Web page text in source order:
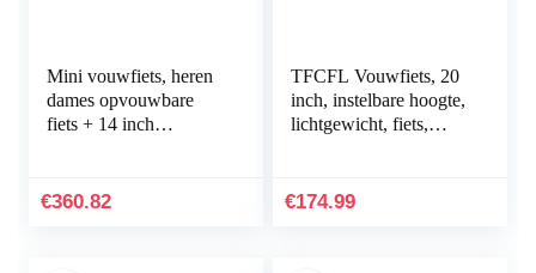
Mini vouwfiets, heren
dames opvouwbare
fiets + 14 inch
compacte fiets Urban
€360.82
TFCFL Vouwfiets, 20
inch, instelbare hoogte,
lichtgewicht, fiets,
versnellingshendel…
€174.99